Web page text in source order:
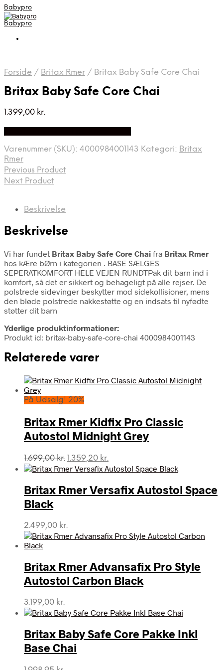
Babypro
Babypro
Forside / Britax Rmer / Britax Baby Safe Core Chai
Britax Baby Safe Core Chai
1.399,00 kr.
Varenummer (SKU): 4000984001143 Kategori: Britax
Rmer
Previous Product
Next Product
Beskrivelse
Beskrivelse
Vi har fundet Britax Baby Safe Core Chai fra Britax Rmer
hos kÆre bØrn i kategorien . BASE SÆLGES
SEPERATKOMFORT HELE VEJEN RUNDTPak dit barn ind i
komfort, så det er sikkert og behageligt på alle rejser. De
polstrede sidevinger beskytter mod sidekollisioner, mens
den bløde polstrede nakkestøtte og en indsats til nyfødte
støtter dit barn
Yderlige produktinformationer:
Produkt id: britax-baby-safe-core-chai 4000984001143
Relaterede varer
På Udsalg! 20%
Britax Rmer Kidfix Pro Classic
Autostol Midnight Grey
1.699,00kr. Den
oprindelige
var:
1.699,00 kr..
1.359,20 kr.
aktuelle
er:
1.359,20 kr..
Britax Rmer Versafix Autostol Space
Black
2.499,00 kr.
Britax Rmer Advansafix Pro Style
Autostol Carbon Black
3.199,00 kr.
Britax Baby Safe Core Pakke Inkl
Base Chai